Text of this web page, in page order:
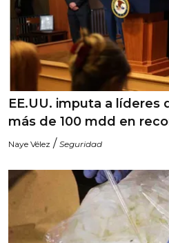
EE.UU. imputa a líderes
más de 100 mdd en
Naye Vélez / Seguridad